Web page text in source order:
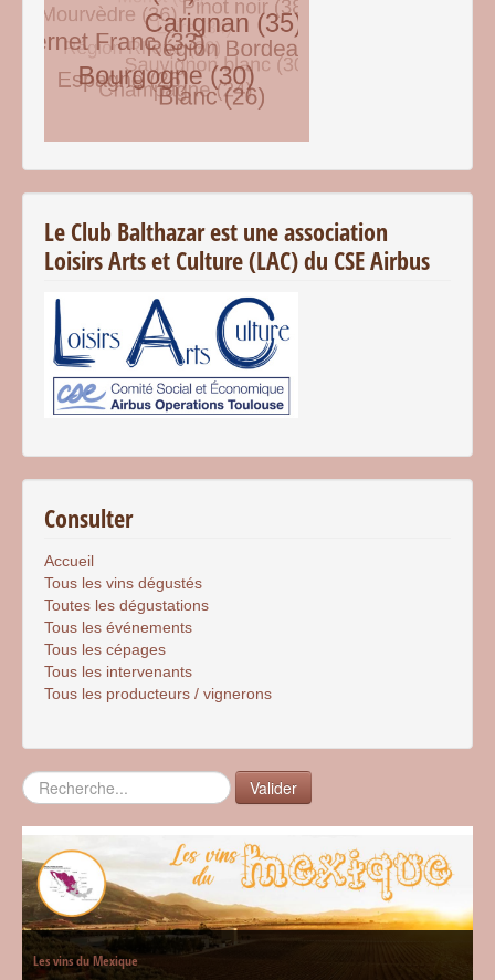
Le Club Balthazar est une association
Loisirs Arts et Culture (LAC) du CSE Airbus
Consulter
Accueil
Tous les vins dégustés
Toutes les dégustations
Tous les événements
Tous les cépages
Tous les intervenants
Tous les producteurs / vignerons
Rechercher Valider
Les vins du Mexique